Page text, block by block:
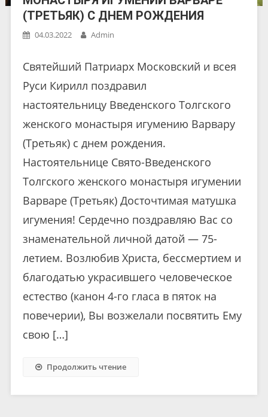
(ТРЕТЬЯК) С ДНЕМ РОЖДЕНИЯ
04.03.2022 Admin
Святейший Патриарх Московский и всея
Руси Кирилл поздравил
настоятельницу Введенского Толгского
женского монастыря игумению Варвару
(Третьяк) с днем рождения.
Настоятельнице Свято-Введенского
Толгского женского монастыря игумении
Варваре (Третьяк) Досточтимая матушка
игумения! Сердечно поздравляю Вас со
знаменательной личной датой — 75-
летием. Возлюбив Христа, бессмертием и
благодатью украсившего человеческое
естество (канон 4-го гласа в пяток на
повечерии), Вы возжелали посвятить Ему
свою […]
Продолжить чтение